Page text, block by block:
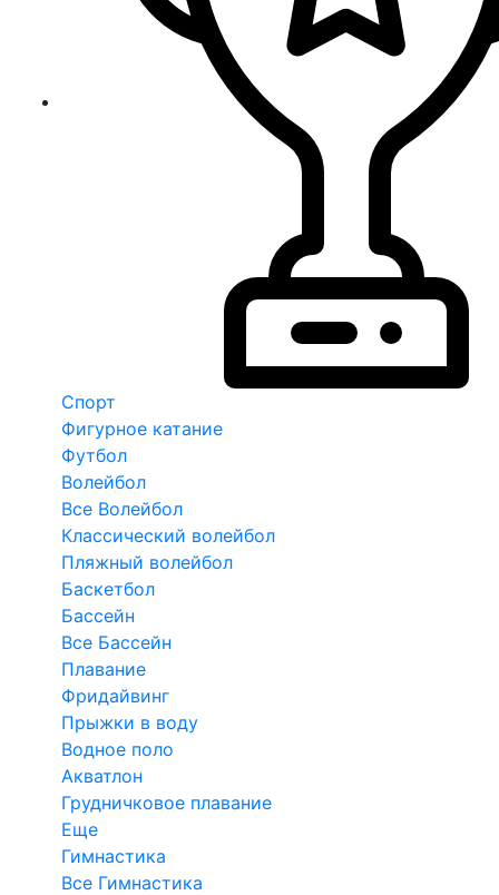
Спорт
Фигурное катание
Футбол
Волейбол
Все Волейбол
Классический волейбол
Пляжный волейбол
Баскетбол
Бассейн
Все Бассейн
Плавание
Фридайвинг
Прыжки в воду
Водное поло
Акватлон
Грудничковое плавание
Еще
Гимнастика
Все Гимнастика